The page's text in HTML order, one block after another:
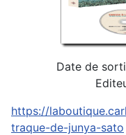
Date de
https://
traque-de-junya-sato